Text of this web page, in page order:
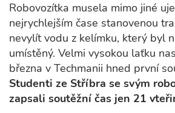
Robovozítka musela mimo jiné
nejrychlejším čase stanovenou
nevylít vodu z kelímku, který byl
umístěný. Velmi vysokou laťku
března v Techmanii hned první
Studenti ze Stříbra se svým
zapsali soutěžní čas jen 21